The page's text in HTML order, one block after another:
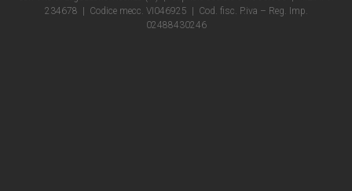
234678 | Codice mecc. VI046925 | Cod. fisc. P.iva – Reg. Imp.
02488430246